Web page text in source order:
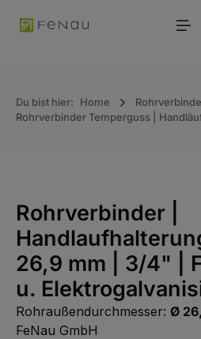
springen
Du bist hier: Home
Rohrverbinder Temperguss |
Rohrverbinder |
26,9 mm | 3/4" |
u.
Rohraußendurchmesser: Ø
FeNau GmbH